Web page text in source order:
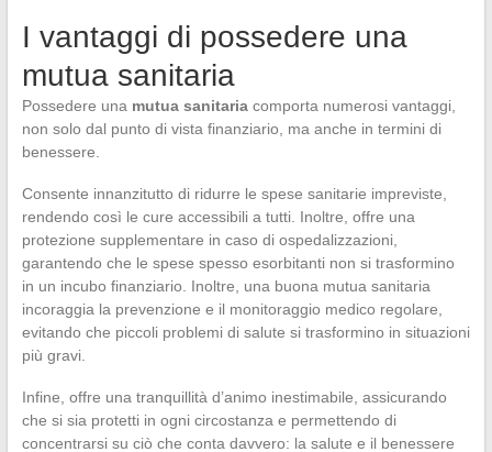
I vantaggi di possedere una
mutua sanitaria
Possedere una mutua sanitariacomporta numerosi vantaggi,
non solo dal punto di vista finanziario, ma anche in termini di
benessere.
Consente innanzitutto di ridurre le spese sanitarie impreviste,
rendendo così le cure accessibili a tutti. Inoltre, offre una
protezione supplementare in caso di ospedalizzazioni,
garantendo che le spese spesso esorbitanti non si trasformino
in un incubo finanziario. Inoltre, una buona mutua sanitaria
incoraggia la prevenzione e il monitoraggio medico regolare,
evitando che piccoli problemi di salute si trasformino in situazioni
più gravi.
Infine, offre una tranquillità d’animo inestimabile, assicurando
che si sia protetti in ogni circostanza e permettendo di
concentrarsi su ciò che conta davvero: la salute e il benessere